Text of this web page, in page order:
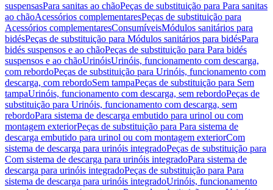
suspensasPara sanitas ao chãoPeças de substituição para Para sanitas
ao chãoAcessórios complementaresPeças de substituição para
Acessórios complementaresConsumíveisMódulos sanitários para
bidésPeças de substituição para Módulos sanitários para bidésPara
bidés suspensos e ao chãoPeças de substituição para Para bidés
suspensos e ao chãoUrinóisUrinóis, funcionamento com descarga,
com rebordoPeças de substituição para Urinóis, funcionamento com
descarga, com rebordoSem tampaPeças de substituição para Sem
tampaUrinóis, funcionamento com descarga, sem rebordoPeças de
substituição para Urinóis, funcionamento com descarga, sem
rebordoPara sistema de descarga embutido para urinol ou com
montagem exteriorPeças de substituição para Para sistema de
descarga embutido para urinol ou com montagem exteriorCom
sistema de descarga para urinóis integradoPeças de substituição para
Com sistema de descarga para urinóis integradoPara sistema de
descarga para urinóis integradoPeças de substituição para Para
sistema de descarga para urinóis integradoUrinóis, funcionamento